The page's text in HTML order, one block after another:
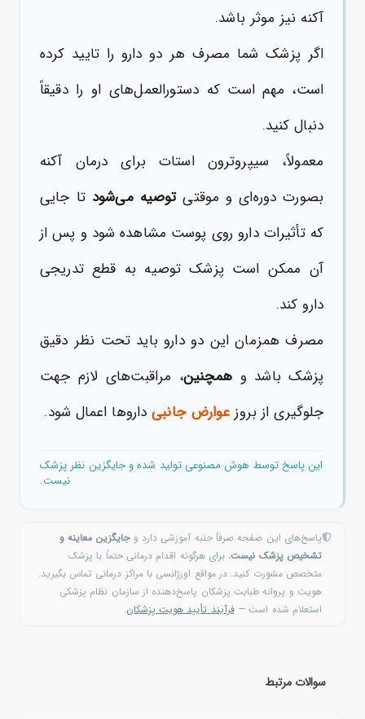
آکنه نیز موثر باشد.
اگر پزشک شما مصرف هر دو دارو را تایید کرده
است، مهم است که دستورالعمل‌های او را دقیقاً
دنبال کنید.
معمولاً، سیپروترون استات برای درمان آکنه
بصورت دوره‌ای و موقتیتوصیه می‌شود تا جایی
که تأثیرات دارو روی پوست مشاهده شود و پس از
آن ممکن است پزشک توصیه به قطع تدریجی
دارو کند.
مصرف همزمان این دو دارو باید تحت نظر دقیق
پزشک باشد وهمچنین، مراقبت‌های لازم جهت
جلوگیری از بروزعوارض جانبیداروها اعمال شود.
این پاسخ توسط هوش مصنوعی تولید شده و جایگزین نظر پزشک
نیست.
پاسخ‌های این صفحه صرفاً جنبه آموزشی دارد وجایگزین معاینه و
تشخیص پزشک نیست. برای هرگونه اقدام درمانی حتماً با پزشک
متخصص مشورت کنید. در مواقع اورژانسی با مراکز درمانی تماس بگیرید.
هویت و پروانه طبابت پزشکان پاسخ‌دهنده از سازمان نظام پزشکی
استعلام شده است —فرآیند تأیید هویت پزشکان.
سوالات مرتبط